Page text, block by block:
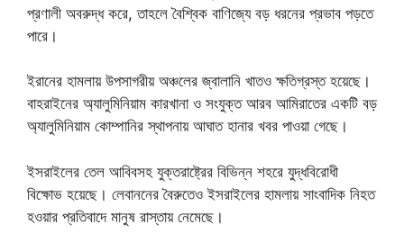
প্রণালী অবরুদ্ধ করে, তাহলে বৈশ্বিক বাণিজ্যে বড় ধরনের প্রভাব পড়তে
পারে।
ইরানের হামলায় উপসাগরীয় অঞ্চলের জ্বালানি খাতও ক্ষতিগ্রস্ত হয়েছে।
বাহরাইনের অ্যালুমিনিয়াম কারখানা ও সংযুক্ত আরব আমিরাতের একটি বড়
অ্যালুমিনিয়াম কোম্পানির স্থাপনায় আঘাত হানার খবর পাওয়া গেছে।
ইসরাইলের তেল আবিবসহ যুক্তরাষ্ট্রের বিভিন্ন শহরে যুদ্ধবিরোধী
বিক্ষোভ হয়েছে। লেবাননের বৈরুতেও ইসরাইলের হামলায় সাংবাদিক নিহত
হওয়ার প্রতিবাদে মানুষ রাস্তায় নেমেছে।